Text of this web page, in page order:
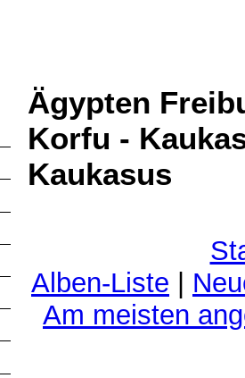
Ägypten
Korfu -
Kaukasus
Alben-Liste
Am meisten